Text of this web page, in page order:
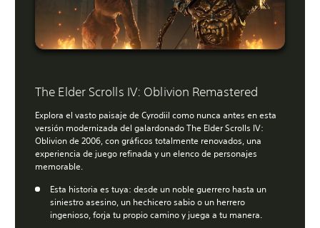
The Elder Scrolls IV: Oblivion Remastered
Explora el vasto paisaje de Cyrodiil como nunca antes en esta
versión modernizada del galardonado The Elder Scrolls IV:
Oblivion de 2006, con gráficos totalmente renovados, una
experiencia de juego refinada y un elenco de personajes
memorable.
Esta historia es tuya: desde un noble guerrero hasta un
siniestro asesino, un hechicero sabio o un herrero
ingenioso, forja tu propio camino y juega a tu manera.